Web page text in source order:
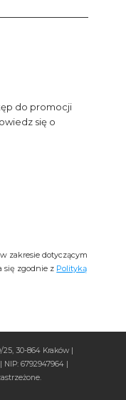
do promocji
się o
zakresie dotyczącym
się zgodnie z Polityką
30-864 Kraków |
NIP: 6792947964 |